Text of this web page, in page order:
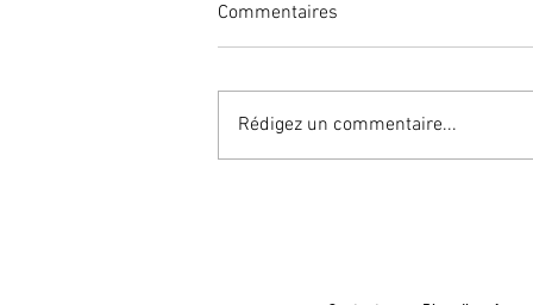
Commentaires
Rédigez un commentaire...